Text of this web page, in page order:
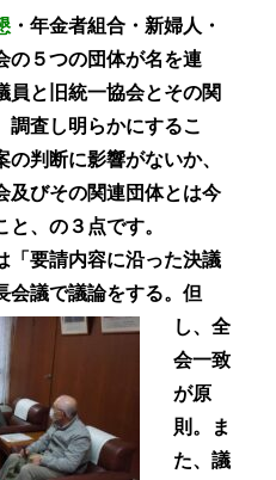
・年金者組合・新婦人・
の５つの団体が名を連
と旧統一協会とその関
調査し明らかにするこ
判断に影響がないか、
びその関連団体とは今
、の３点です。
「要請内容に沿った決議
会議で議論をする。但
し、全
会一致
が原
則。ま
た、議